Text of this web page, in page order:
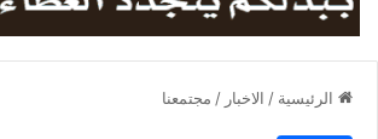
الرئيسية / الاخبار / مجتمعنا